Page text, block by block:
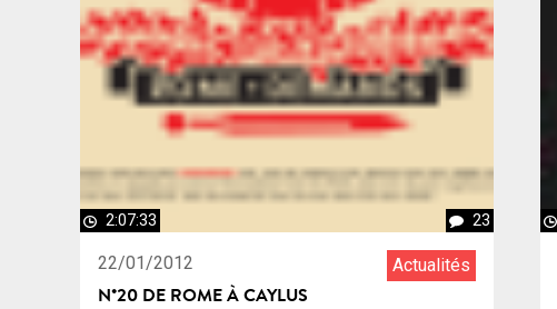
2:07:33 23
22/01/2012 Actualités
N°20 DE ROME À CAYLUS